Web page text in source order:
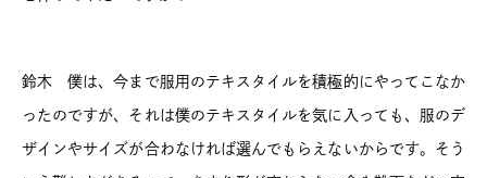
鈴木 僕は、今まで服用のテキスタイルを積極的にやってこなか
ったのですが、それは僕のテキスタイルを気に入っても、服のデ
ザインやサイズが合わなければ選んでもらえないからです。そう